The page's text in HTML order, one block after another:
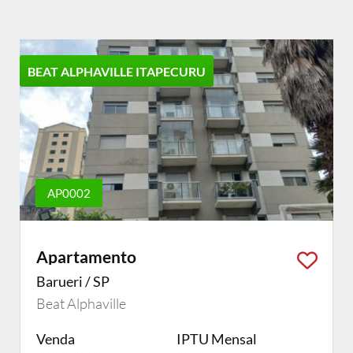
BEAT ALPHAVILLE ITAPECURU
AP0002
Apartamento
Barueri / SP
Beat Alphaville
Venda IPTU Mensal